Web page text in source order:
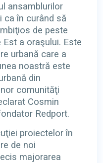
ansamblurilor
ca în curând să
de peste
a oraşului. Este
urbană care a
noastră este
din
comunităţi
Cosmin
Redport.
proiectelor în
de noi
majorarea